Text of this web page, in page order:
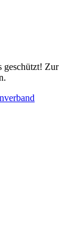
geschützt! Zur